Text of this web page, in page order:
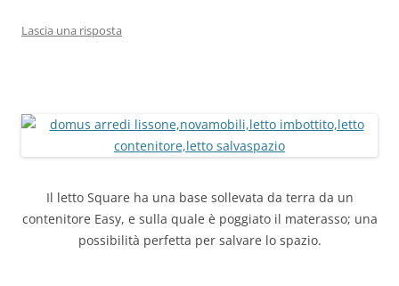
Lascia una risposta
Il letto Square ha una base sollevata da terra da un
contenitore Easy, e sulla quale è poggiato il materasso; una
possibilità perfetta per salvare lo spazio.